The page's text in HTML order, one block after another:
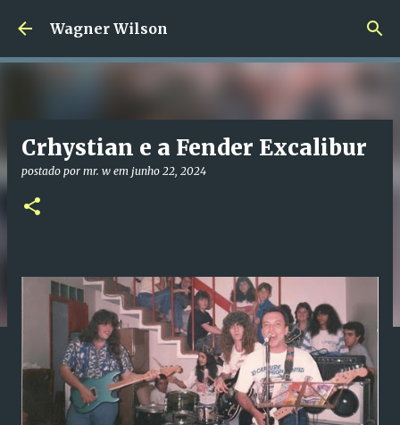
Pular para o conteúdo principal
Wagner Wilson
Crhystian e a Fender Excalibur
postado por mr. w em junho 22, 2024